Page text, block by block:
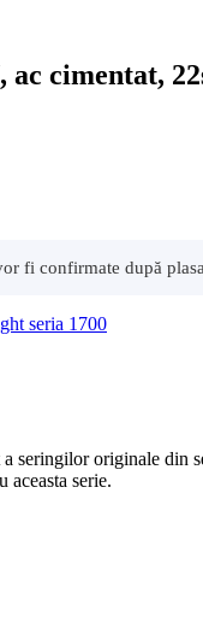
ac cimentat,
fi confirmate după
seria 1700
seringilor originale din
aceasta serie.